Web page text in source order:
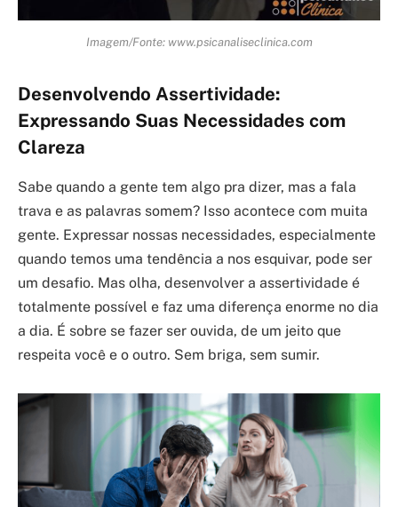
Imagem/Fonte: www.psicanaliseclinica.com
Desenvolvendo Assertividade:
Expressando Suas Necessidades com
Clareza
Sabe quando a gente tem algo pra dizer, mas a fala
trava e as palavras somem? Isso acontece com muita
gente. Expressar nossas necessidades, especialmente
quando temos uma tendência a nos esquivar, pode ser
um desafio. Mas olha, desenvolver a assertividade é
totalmente possível e faz uma diferença enorme no dia
a dia. É sobre se fazer ser ouvida, de um jeito que
respeita você e o outro. Sem briga, sem sumir.